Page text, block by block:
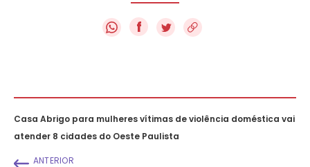
f
Casa Abrigo para mulheres vítimas de violência doméstica vai
atender 8 cidades do Oeste Paulista
ANTERIOR